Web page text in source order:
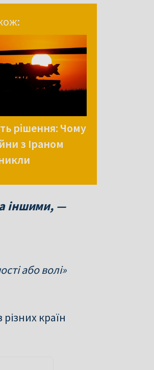
рішення: Чому
з Іраном
іншими, —
або волі»
країн